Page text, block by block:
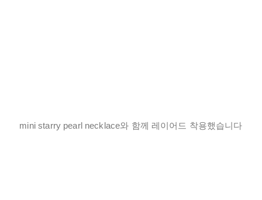
mini starry pearl necklace와 함께 레이어드 착용했습니다